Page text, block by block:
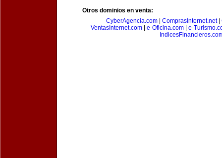
Otros dominios en venta:
CyberAgencia.com| ComprasInternet.net|
VentasInternet.com
e-Oficina.com
e-